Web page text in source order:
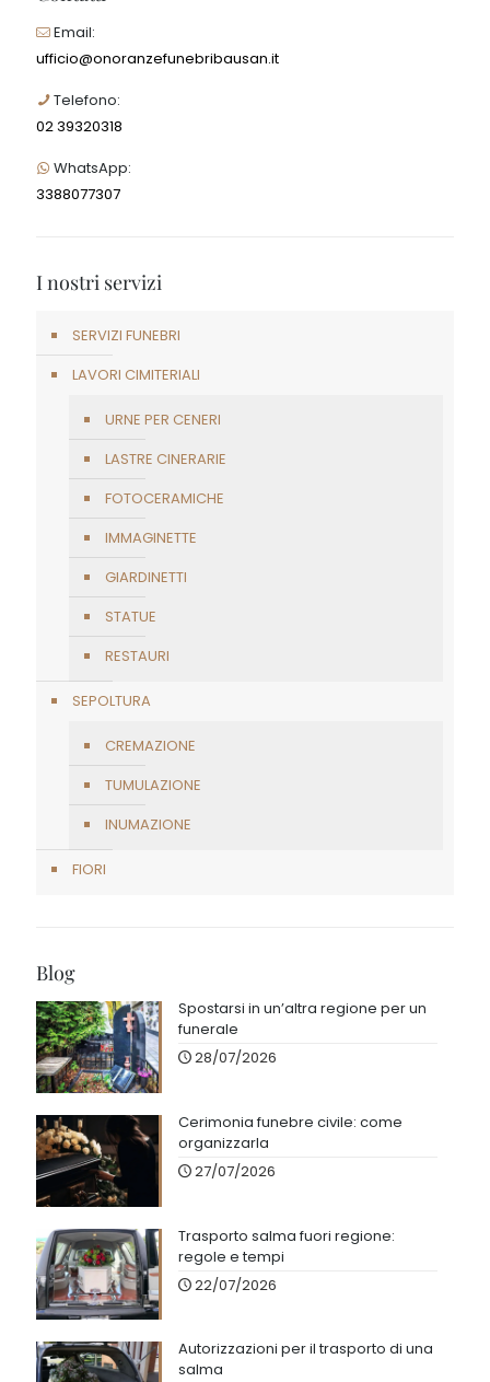
Email:
ufficio@onoranzefunebribausan.it
Telefono:
02 39320318
WhatsApp:
3388077307
I nostri servizi
SERVIZI FUNEBRI
LAVORI CIMITERIALI
URNE PER CENERI
LASTRE CINERARIE
FOTOCERAMICHE
IMMAGINETTE
GIARDINETTI
STATUE
RESTAURI
SEPOLTURA
CREMAZIONE
TUMULAZIONE
INUMAZIONE
FIORI
Blog
Spostarsi in un’altra regione per un
funerale
28/07/2026
Cerimonia funebre civile: come
organizzarla
27/07/2026
Trasporto salma fuori regione:
regole e tempi
22/07/2026
Autorizzazioni per il trasporto di una
salma